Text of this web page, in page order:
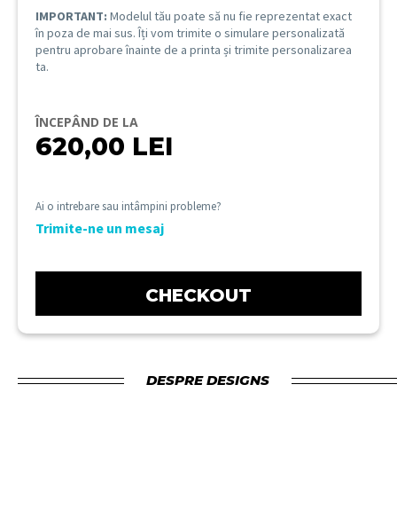
IMPORTANT: Modelul tău poate să nu fie reprezentat exact
în poza de mai sus. Îți vom trimite o simulare personalizată
pentru aprobare înainte de a printa și trimite personalizarea
ta.
ÎNCEPÂND DE LA
620,00 LEI
Ai o intrebare sau intâmpini probleme?
Trimite-ne un mesaj
CHECKOUT
DESPRE DESIGNS